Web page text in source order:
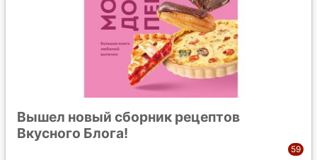
Вышел новый сборник рецептов
Вкусного Блога!